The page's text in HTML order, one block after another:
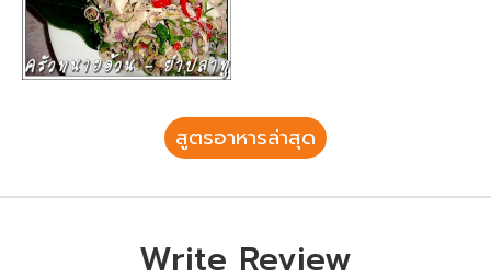
สูตรอาหารล่าสุด
Write Review